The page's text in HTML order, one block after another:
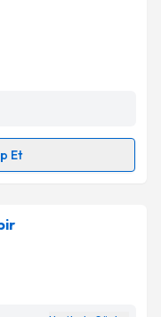
Et
takvimi talebi
almanız için bir
bilgilendireceğiz.